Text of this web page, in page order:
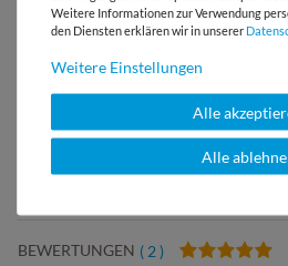
Gütermann Allesnäher -
200m - 887
Snaply
1000m -
DETAILS
BEWERTUNGEN ( 2 )
Weitere Informationen zur Verwendung
den Diensten erklären wir in unserer
Weitere Einstellungen
Alle
Alle